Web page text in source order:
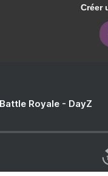
Créer
Royale - DayZ